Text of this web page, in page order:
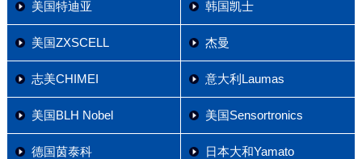
美国特迪亚 韩国凯士
美国ZXSCELL 杰曼
志美CHIMEI 意大利Laumas
美国BLH Nobel 美国Sensortronics
德国茵泰科 日本大和Yamato